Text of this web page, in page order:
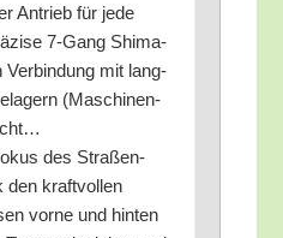
Antrieb für jede
7‑Gang Shi­ma­
Ver­bin­dung mit lang­
(Maschi­nen­
des Stra­ßen­
den kraft­vol­len
vor­ne und hin­ten